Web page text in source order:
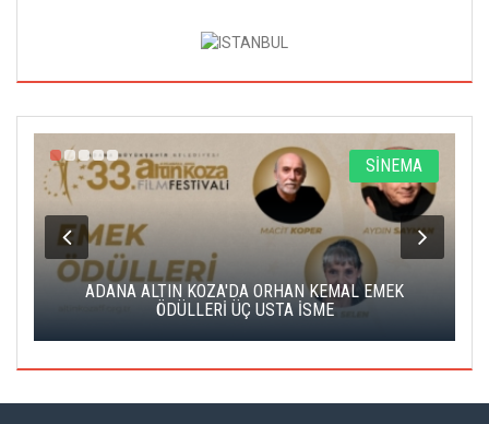
SİNEMA
ADANA ALTIN KOZA'DA ORHAN KEMAL EMEK
ÖDÜLLERİ ÜÇ USTA İSME